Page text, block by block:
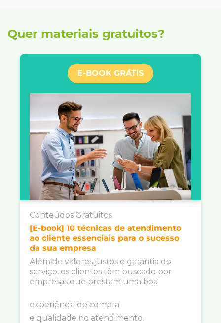
Quer materiais gratuitos?
E-BOOK GRÁTIS
Conteúdos Gratuitos
[E-book] 10 técnicas de atendimento
ao cliente essenciais para o sucesso
da sua empresa
Além de valores justos e garantia do
serviço, os clientes têm buscado por
empresas que prestam uma boa
experiência de compra
e qualidade no atendimento.